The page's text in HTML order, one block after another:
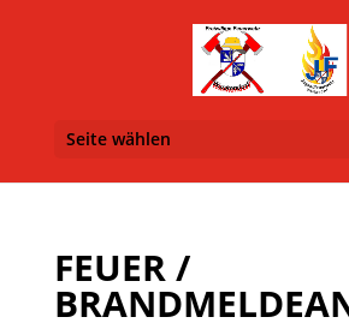
Seite wählen
FEUER /